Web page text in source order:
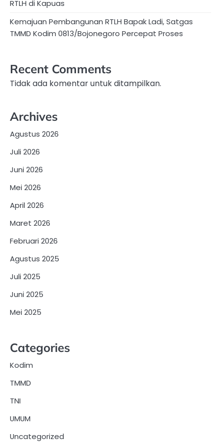
RTLH di Kapuas
Kemajuan Pembangunan RTLH Bapak Ladi, Satgas
TMMD Kodim 0813/Bojonegoro Percepat Proses
Recent Comments
Tidak ada komentar untuk ditampilkan.
Archives
Agustus 2026
Juli 2026
Juni 2026
Mei 2026
April 2026
Maret 2026
Februari 2026
Agustus 2025
Juli 2025
Juni 2025
Mei 2025
Categories
Kodim
TMMD
TNI
UMUM
Uncategorized